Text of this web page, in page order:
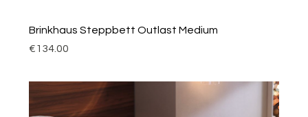
Brinkhaus Steppbett Outlast Medium
Price
€134.00